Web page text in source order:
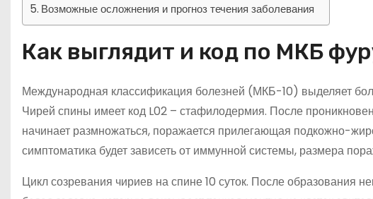
Возможные осложнения и прогноз течения заболевания
Как выглядит и код по МКБ
Международная классификация болезней (МКБ-10) выделяет
Чирей спины имеет код L02 – стафилодермия. После
начинает размножаться, поражается прилегающая подкожно-
симптоматика будет зависеть от иммунной системы, размера
Цикл созревания чириев на спине 10 суток. После образования